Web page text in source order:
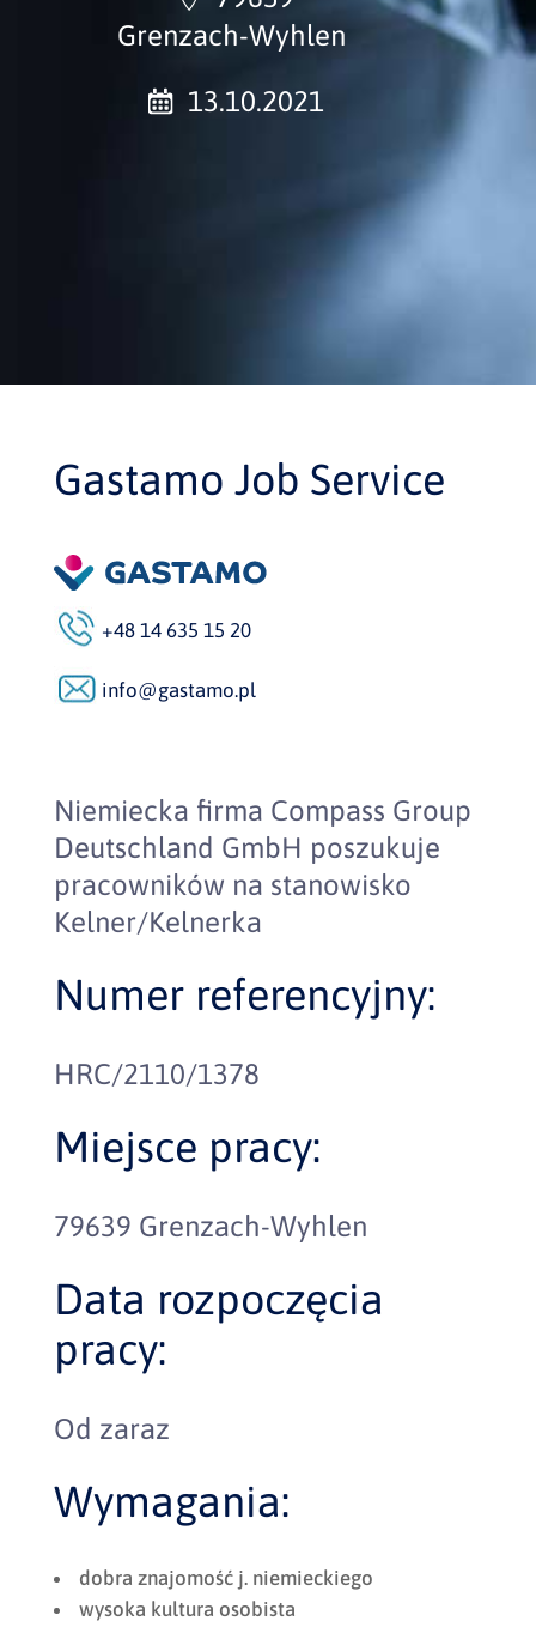
Grenzach-Wyhlen
13.10.2021
Gastamo Job Service
+48 14 635 15 20
info@gastamo.pl
Niemiecka firma Compass Group
Deutschland GmbH poszukuje
pracowników na stanowisko
Kelner/Kelnerka
Numer referencyjny:
HRC/2110/1378
Miejsce pracy:
79639 Grenzach-Wyhlen
Data rozpoczęcia
pracy:
Od zaraz
Wymagania:
dobra znajomość j. niemieckiego
wysoka kultura osobista